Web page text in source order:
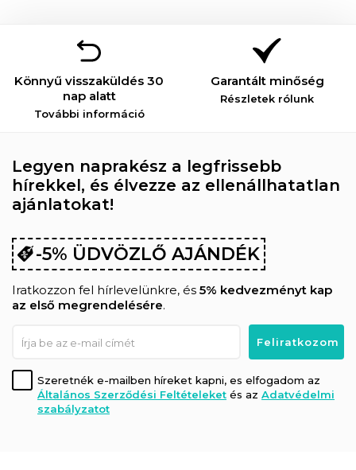
Könnyű visszaküldés 30
nap alatt
További információ
Garantált minőség
Részletek rólunk
Legyen naprakész a legfrissebb
hírekkel, és élvezze az ellenállhatatlan
ajánlatokat!
-5% ÜDVÖZLŐ AJÁNDÉK
Iratkozzon fel hírlevelünkre, és 5% kedvezményt kap
az első megrendelésére.
Szeretnék e-mailben híreket kapni, es elfogadom az
Általános Szerződési Feltételeket és az Adatvédelmi
szabályzatot